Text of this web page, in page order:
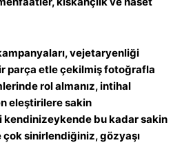
vejetaryenliği
parça etle çekilmiş fotoğrafla
rol almanız, intihal
eleştirilere sakin
kendinizeykende bu kadar sakin
çok sinirlendiğiniz, gözyaşı